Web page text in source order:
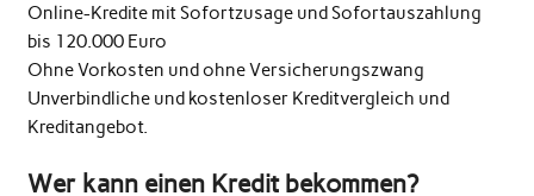
Online-Kredite mit Sofortzusage und Sofortauszahlung
bis 120.000 Euro
Ohne Vorkosten und ohne Versicherungszwang
Unverbindliche und kostenloser Kreditvergleich und
Kreditangebot.
Wer kann einen Kredit bekommen?